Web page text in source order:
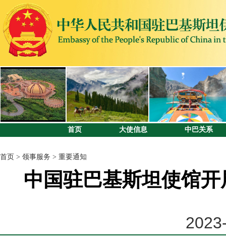
首页 大使信息 中巴关系
首页 > 领事服务 > 重要通知
中国驻巴基斯坦使馆